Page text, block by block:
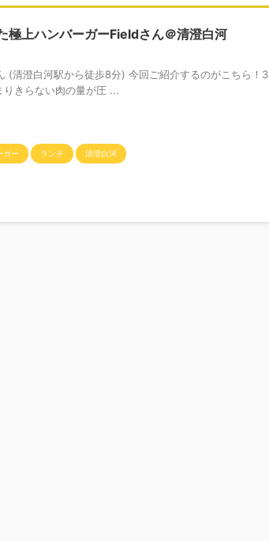
極上ハンバーガーFieldさん＠清澄白河
(清澄白河駅から徒歩8分) 今回ご紹介するのがこちら！
きらない肉の量が圧 ...
ガー ランチ 清澄白河